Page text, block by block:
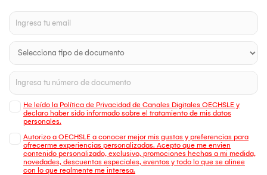
He leído la Política de Privacidad de Canales Digitales OECHSLE y
declaro haber sido informado sobre el tratamiento de mis datos
personales.
Autorizo a OECHSLE a conocer mejor mis gustos y preferencias para
ofrecerme experiencias personalizadas. Acepto que me envien
contenido personalizado, exclusivo, promociones hechas a mi medida,
novedades, descuentos especiales, eventos y todo lo que se alinee
con lo que realmente me interesa.